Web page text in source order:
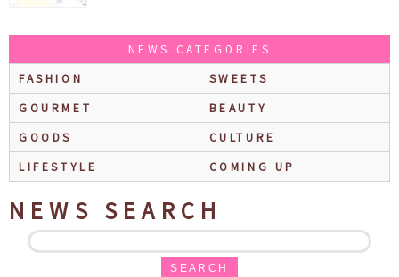
NEWS CATEGORIES
FASHION
SWEETS
GOURMET
BEAUTY
GOODS
CULTURE
LIFESTYLE
COMING UP
NEWS SEARCH
SEARCH